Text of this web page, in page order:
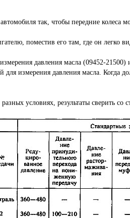
так, чтобы передние колеса
поместив его там, где он легко
давления масла (09452-
измерения давления масла. Когда
условиях, результаты сверить